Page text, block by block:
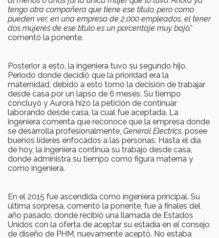
tengo otra compañera que tiene ese título, pero como
pueden ver, en una empresa de 2,000 empleados, el tener
dos mujeres de ese título es un porcentaje muy bajo.”
comentó la ponente.
Posterior a esto, la ingeniera tuvo su segundo hijo.
Periodo donde decidió que la prioridad era la
maternidad, debido a esto tomó la decisión de trabajar
desde casa por un lapso de 6 meses. Su tiempo
concluyó y Aurora hizo la petición de continuar
laborando desde casa, la cual fue aceptada. La
ingeniera comenta que reconoce que la empresa donde
se desarrolla profesionalmente, General Electrics , posee
buenos líderes enfocados a las personas. Hasta el día
de hoy, la ingeniera continúa su trabajo desde casa,
donde administra su tiempo como figura materna y
como ingeniera.
En el 2015 fue ascendida como ingeniera principal. Su
última sorpresa, comentó la ponente, fue a finales del
año pasado, donde recibió una llamada de Estados
Unidos con la oferta de aceptar su estadía en el consejo
de diseño de PHM, nuevamente aceptó. No estaba